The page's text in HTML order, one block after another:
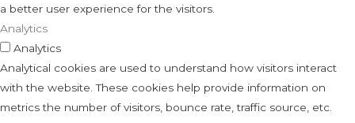
a better user experience for the visitors.
Analytics
Analytics
Analytical cookies are used to understand how visitors interact
with the website. These cookies help provide information on
metrics the number of visitors, bounce rate, traffic source, etc.